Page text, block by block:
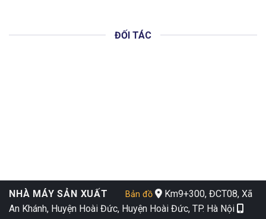
ĐỐI TÁC
NHÀ MÁY SẢN XUẤT Bản đồ
Km9+300, ĐCT08, Xã
An Khánh, Huyện Hoài Đức, Huyện Hoài Đức, TP. Hà Nội